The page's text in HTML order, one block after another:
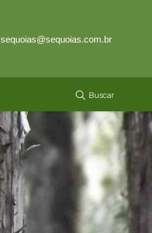
sequoias@sequoias.com.br
Buscar